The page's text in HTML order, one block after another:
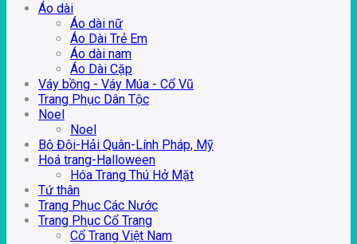
Áo dài
Áo dài nữ
Áo Dài Trẻ Em
Áo dài nam
Áo Dài Cặp
Váy bồng - Váy Múa - Cổ Vũ
Trang Phục Dân Tộc
Noel
Noel
Bộ Đội-Hải Quân-Lính Pháp, Mỹ
Hoá trang-Halloween
Hóa Trang Thú Hở Mặt
Tứ thân
Trang Phục Các Nước
Trang Phục Cổ Trang
Cổ Trang Việt Nam